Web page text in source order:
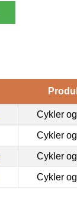
Cykler
Cykler
Cykler
Cykler